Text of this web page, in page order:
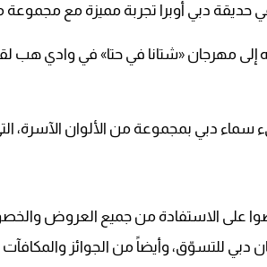
دبي أوبرا تجربة مميزة مع مجموعة
إلى مهرجان «شتانا في حتا» في وادي
سماء دبي بمجموعة من الألوان الآسرة،
على الاستفادة من جميع العروض
دبي للتسوّق، وأيضاً من الجوائز